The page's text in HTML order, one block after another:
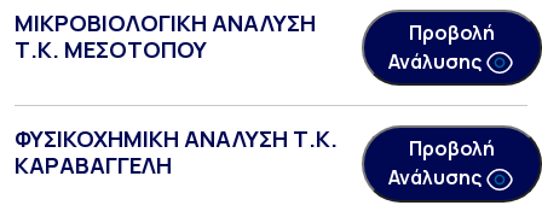
ΜΙΚΡΟΒΙΟΛΟΓΙΚΗ ΑΝΑΛΥΣΗ
Τ.Κ. ΜΕΣΟΤΟΠΟΥ
Προβολή
Ανάλυσης
ΦΥΣΙΚΟΧΗΜΙΚΗ ΑΝΑΛΥΣΗ Τ.Κ.
ΚΑΡΑΒΑΓΓΕΛΗ
Προβολή
Ανάλυσης